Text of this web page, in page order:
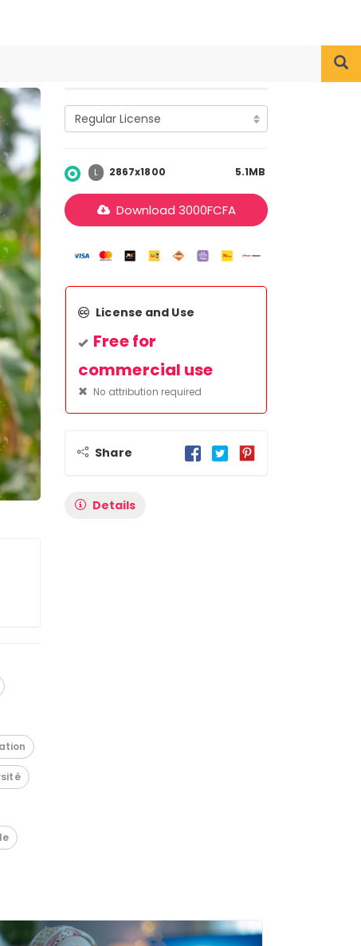
L 2867x1800 5.1MB
Download 3000FCFA
License and Use
Free for
commercial use
No attribution required
Share
Details